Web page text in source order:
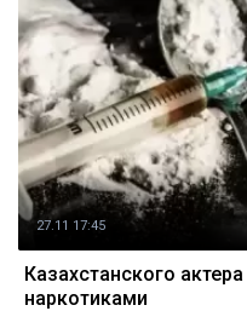
27.11 17:45
Казахстанского
наркотиками